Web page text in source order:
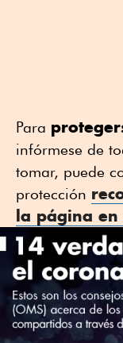
Para
infórmese de
tomar, puede
protección
la página en